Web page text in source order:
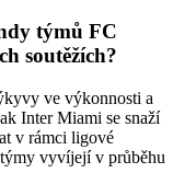
týmů FC
soutěžích?
ve výkonnosti a
Inter Miami se snaží
v rámci ligové
týmy vyvíjejí v průběhu